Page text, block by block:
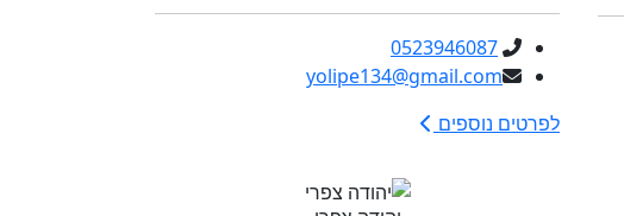
0523946087
yolipe134@gmail.com
לפרטים נוספים